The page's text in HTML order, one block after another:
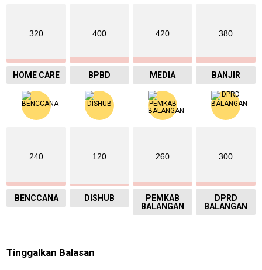
320
HOME CARE
400
BPBD
420
MEDIA
380
BANJIR
240
BENCCANA
120
DISHUB
260
PEMKAB
BALANGAN
300
DPRD
BALANGAN
Tinggalkan Balasan